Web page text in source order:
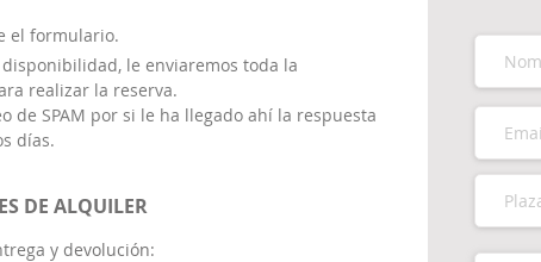
el formulario.
le enviaremos toda la
realizar la reserva.
de SPAM por si le ha llegado ahí la respuesta
días.
DE ALQUILER
y devolución: